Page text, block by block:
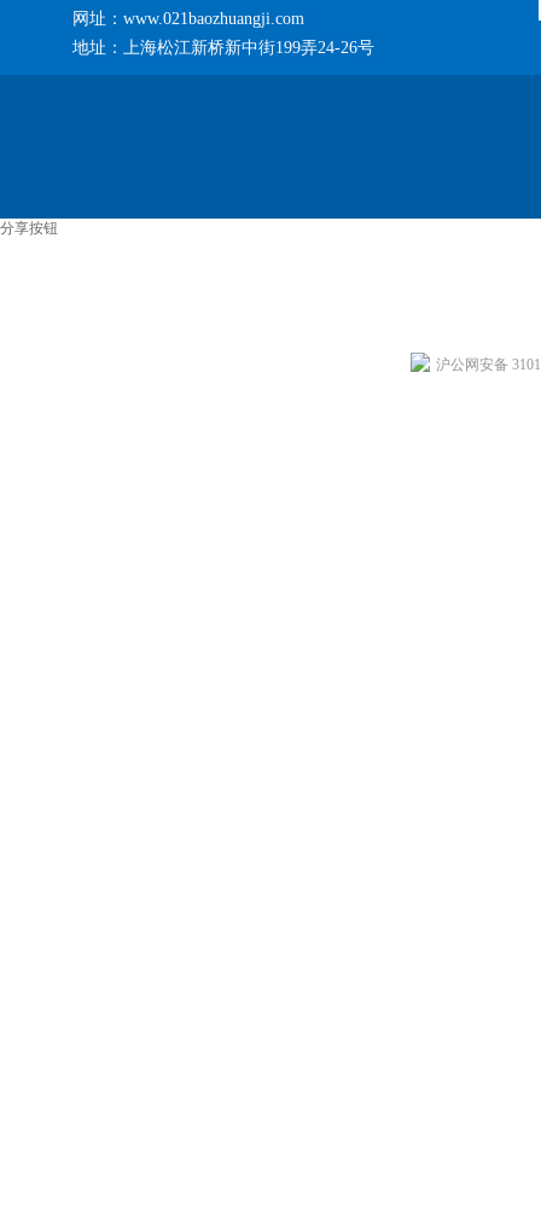
网址：www.021baozhuangji.com
地址：上海松江新桥新中街199弄24-26号
分享按钮
沪公网安备